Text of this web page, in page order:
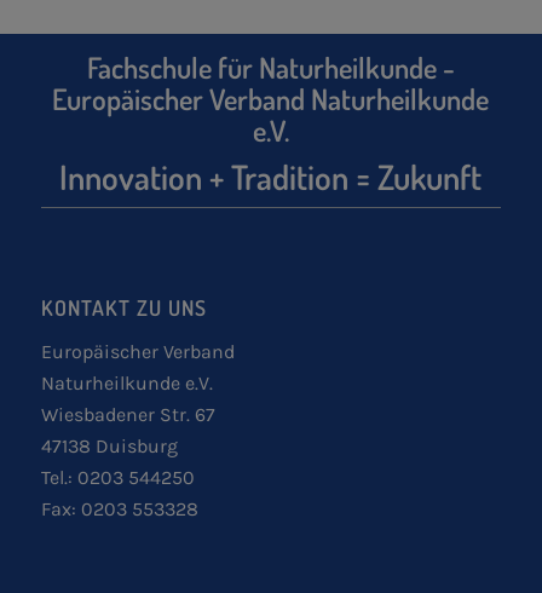
Fachschule für Naturheilkunde -
Europäischer Verband Naturheilkunde
e.V.
Innovation + Tradition = Zukunft
KONTAKT ZU UNS
Europäischer Verband
Naturheilkunde e.V.
Wiesbadener Str. 67
47138 Duisburg
Tel.: 0203 544250
Fax: 0203 553328